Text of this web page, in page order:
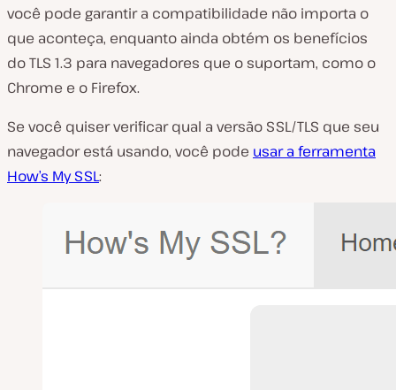
você pode garantir a compatibilidade não importa o
que aconteça, enquanto ainda obtém os benefícios
do TLS 1.3 para navegadores que o suportam, como o
Chrome e o Firefox.
Se você quiser verificar qual a versão SSL/TLS que seu
navegador está usando, você pode usar a ferramenta
How’s My SSL: